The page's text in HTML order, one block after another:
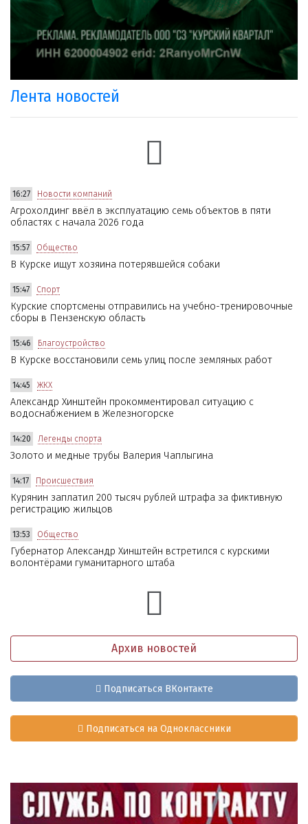
Лента новостей
16:27 Новости компаний
Агрохолдинг ввёл в эксплуатацию семь объектов в пяти
областях с начала 2026 года
15:57 Общество
В Курске ищут хозяина потерявшейся собаки
15:47 Спорт
Курские спортсмены отправились на учебно-тренировочные
сборы в Пензенскую область
15:46 Благоустройство
В Курске восстановили семь улиц после земляных работ
14:45 ЖКХ
Александр Хинштейн прокомментировал ситуацию с
водоснабжением в Железногорске
14:20 Легенды спорта
Золото и медные трубы Валерия Чаплыгина
14:17 Происшествия
Курянин заплатил 200 тысяч рублей штрафа за фиктивную
регистрацию жильцов
13:53 Общество
Губернатор Александр Хинштейн встретился с курскими
волонтёрами гуманитарного штаба
Архив новостей
Подписаться ВКонтакте
Подписаться на Одноклассники